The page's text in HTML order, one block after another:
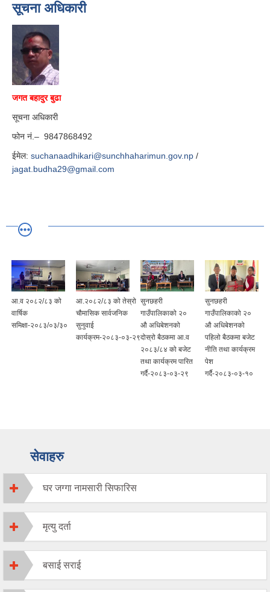
सूचना अधिकारी
जगत बहादुर बुढा
सूचना अधिकारी
फोन नं.– 9847868492
ईमेल: suchanaadhikari@sunchhaharimun.gov.np /
jagat.budha29@gmail.com
आ.व २०८२/८३ को
वार्षिक
समिक्षा-२०८३/०३/३०
आ.२०८२/८३ को तेस्रो
चौमासिक सार्वजनिक
सुनुवाई
कार्यक्रम-२०८३-०३-२९
सुनछहरी
गाउँपालिकाको २०
औ अधिबेशनको
दोस्रो बैठकमा आ.व
२०८३/८४ को बजेट
तथा कार्यक्रम पारित
गर्दै-२०८३-०३-२९
सुनछहरी
गाउँपालिकाको २०
औ अधिबेशनको
पहिलो बैठकमा बजेट
नीति तथा कार्यक्रम
पेश
गर्दै-२०८३-०३-१०
सेवाहरु
घर जग्गा नामसारी सिफारिस
मृत्यु दर्ता
बसाई सराई